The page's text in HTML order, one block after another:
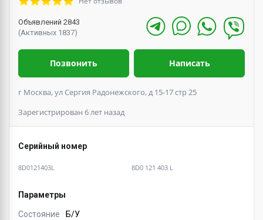
Объявлений 2843
(Активных 1837)
Позвонить Написать
г Москва, ул Сергия Радонежского, д 15-17 стр 25
Зарегистрирован 6 лет назад
Серийный номер
8D0121403L 8D0 121 403 L
Параметры
Состояние Б/У